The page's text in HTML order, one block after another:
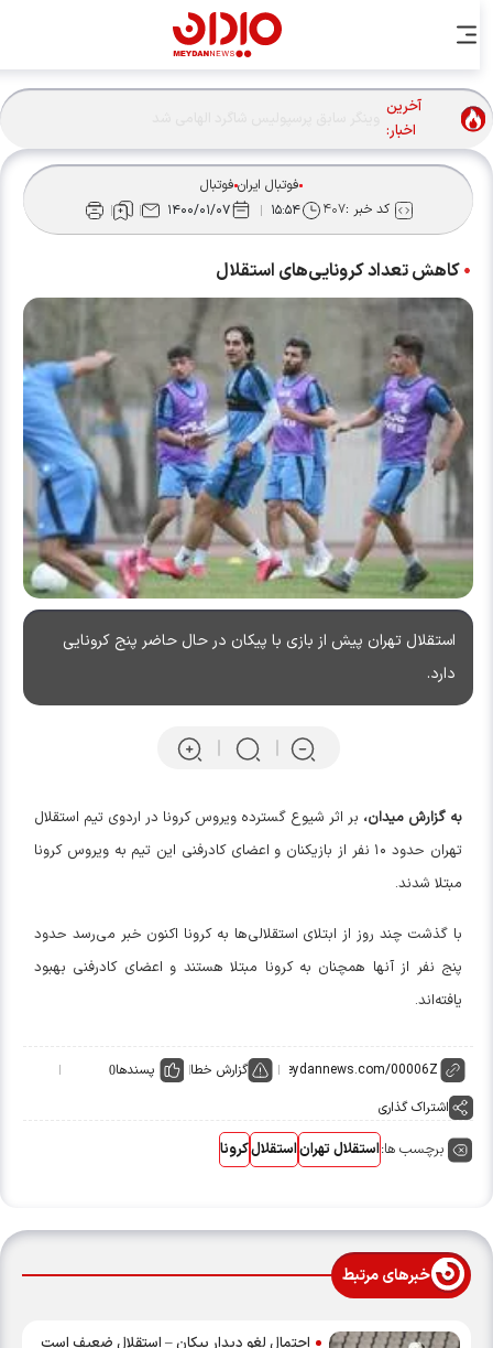
آخرین
اخبار:
فوتبال ایرانفوتبال
کد خبر :۴۰۷ ۱۵:۵۴ ۱۴۰۰/۰۱/۰۷
کاهش تعداد کرونایی‌های استقلال
استقلال تهران پیش از بازی با پیکان در حال حاضر پنج کرونایی
دارد.
به گزارش میدان،بر اثر شیوع گسترده ویروس کرونا در اردوی تیم استقلال
تهران حدود ۱۰ نفر از بازیکنان و اعضای کادرفنی این تیم به ویروس کرونا
مبتلا شدند.
با گذشت چند روز از ابتلای استقلالی‌ها به کرونا اکنون خبر می‌رسد حدود
پنج نفر از آنها همچنان به کرونا مبتلا هستند و اعضای کادرفنی بهبود
یافته‌اند.
گزارش خطا پسندها0
اشتراک گذاری
برچسب ها:استقلال تهراناستقلالکرونا
خبرهای مرتبط